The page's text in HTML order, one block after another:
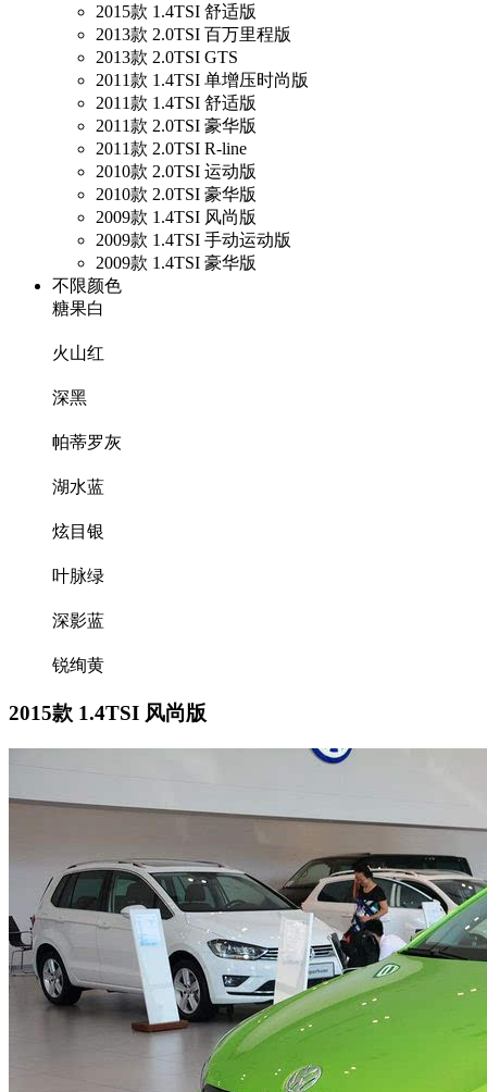
2015款 1.4TSI 舒适版
2013款 2.0TSI 百万里程版
2013款 2.0TSI GTS
2011款 1.4TSI 单增压时尚版
2011款 1.4TSI 舒适版
2011款 2.0TSI 豪华版
2011款 2.0TSI R-line
2010款 2.0TSI 运动版
2010款 2.0TSI 豪华版
2009款 1.4TSI 风尚版
2009款 1.4TSI 手动运动版
2009款 1.4TSI 豪华版
不限颜色
糖果白
火山红
深黑
帕蒂罗灰
湖水蓝
炫目银
叶脉绿
深影蓝
锐绚黄
2015款 1.4TSI 风尚版